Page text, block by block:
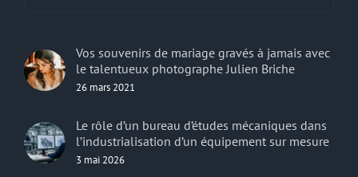
Vos souvenirs de mariage gravés à jamais avec
le talentueux photographe Julien Briche
26 mars 2021
Le rôle d’un bureau d’études mécaniques dans
l’industrialisation d’un équipement sur mesure
3 mai 2026